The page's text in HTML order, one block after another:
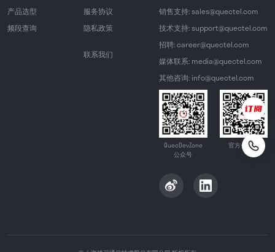
产品选型
频段查询
服务协议
隐私政策
联系我们
销售支持: sales@quectel.com
技术支持: support@quectel.com
招聘: career@quectel.com
媒体联系: media@quectel.com
其他咨询: info@quectel.com
QuecDevZone
公众号
官方公众号